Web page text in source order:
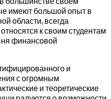
имеют большой опыт в
области, всегда
к своим студентам
финансовой
и
с огромным
и теоретические